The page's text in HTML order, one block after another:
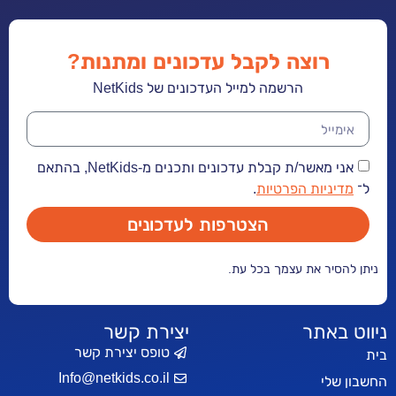
ניווט באתר
בית
החשבון שלי
רוצה לקבל עדכונים ומתנות?
הרשמה למייל העדכונים של NetKids
אני מאשר/ת קבלת עדכונים ותכנים מ-NetKids, בהתאם
ל־ מדיניות הפרטיות.
הצטרפות לעדכונים
ניתן להסיר את עצמך בכל עת.
יצירת קשר
טופס יצירת קשר
Info@netkids.co.il